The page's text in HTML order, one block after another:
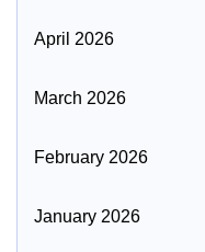
April 2026
March 2026
February 2026
January 2026